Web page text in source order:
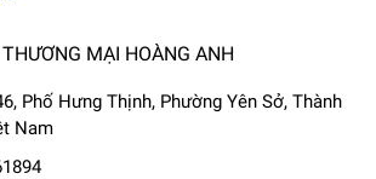
MẠI HOÀNG ANH
Phố Hưng Thịnh, Phường Yên Sở, Thành
Nam